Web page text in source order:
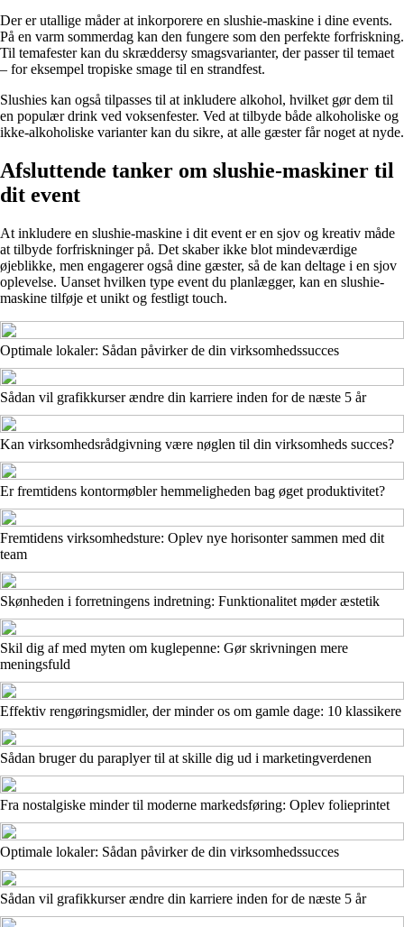
Der er utallige måder at inkorporere en slushie-maskine i dine events.
På en varm sommerdag kan den fungere som den perfekte forfriskning.
Til temafester kan du skræddersy smagsvarianter, der passer til temaet
– for eksempel tropiske smage til en strandfest.
Slushies kan også tilpasses til at inkludere alkohol, hvilket gør dem til
en populær drink ved voksenfester. Ved at tilbyde både alkoholiske og
ikke-alkoholiske varianter kan du sikre, at alle gæster får noget at nyde.
Afsluttende tanker om slushie-maskiner til
dit event
At inkludere en slushie-maskine i dit event er en sjov og kreativ måde
at tilbyde forfriskninger på. Det skaber ikke blot mindeværdige
øjeblikke, men engagerer også dine gæster, så de kan deltage i en sjov
oplevelse. Uanset hvilken type event du planlægger, kan en slushie-
maskine tilføje et unikt og festligt touch.
Optimale lokaler: Sådan påvirker de din virksomhedssucces
Sådan vil grafikkurser ændre din karriere inden for de næste 5 år
Kan virksomhedsrådgivning være nøglen til din virksomheds succes?
Er fremtidens kontormøbler hemmeligheden bag øget produktivitet?
Fremtidens virksomhedsture: Oplev nye horisonter sammen med dit
team
Skønheden i forretningens indretning: Funktionalitet møder æstetik
Skil dig af med myten om kuglepenne: Gør skrivningen mere
meningsfuld
Effektiv rengøringsmidler, der minder os om gamle dage: 10 klassikere
Sådan bruger du paraplyer til at skille dig ud i marketingverdenen
Fra nostalgiske minder til moderne markedsføring: Oplev folieprintet
Optimale lokaler: Sådan påvirker de din virksomhedssucces
Sådan vil grafikkurser ændre din karriere inden for de næste 5 år